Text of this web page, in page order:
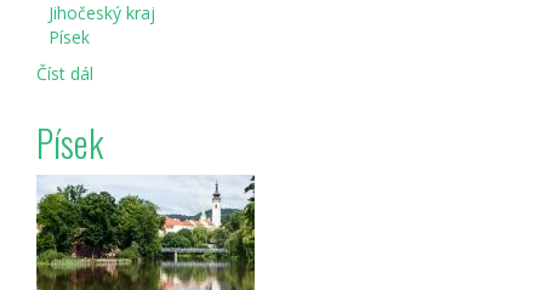
dohlédne
Jihočeský kraj
Písek
Číst dál
ŠVEJKOVA
PADESÁTKA
Písek